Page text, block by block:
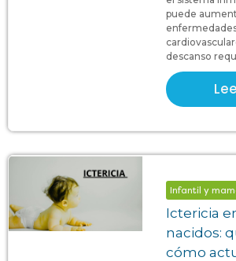
puede
descanso
Infantil y
Ictericia
nacidos:
cómo